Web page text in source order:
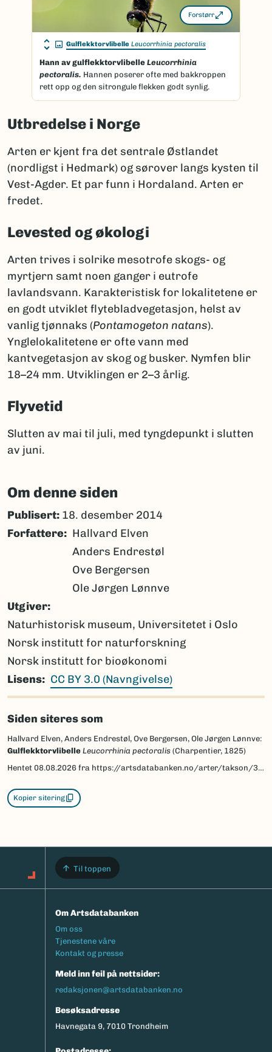
Forstørr
Gulflekktorvlibelle Leucorrhinia pectoralis
Hann av gulflekktorvlibelle Leucorrhinia
pectoralis. Hannen poserer ofte med bakkroppen
rett opp og den sitrongule flekken godt synlig.
Utbredelse i Norge
Arten er kjent fra det sentrale Østlandet
(nordligst i Hedmark) og sørover langs kysten til
Vest-Agder. Et par funn i Hordaland. Arten er
fredet.
Levested og økologi
Arten trives i solrike mesotrofe skogs- og
myrtjern samt noen ganger i eutrofe
lavlandsvann. Karakteristisk for lokalitetene er
en godt utviklet flytebladvegetasjon, helst av
vanlig tjønnaks (Pontamogeton natans).
Ynglelokalitetene er ofte vann med
kantvegetasjon av skog og busker. Nymfen blir
18–24 mm. Utviklingen er 2–3 årlig.
Flyvetid
Slutten av mai til juli, med tyngdepunkt i slutten
av juni.
Om denne siden
Publisert: 18. desember 2014
Forfattere
Hallvard Elven
Anders Endrestøl
Ove Bergersen
Ole Jørgen Lønnve
Utgiver
Naturhistorisk museum, Universitetet i Oslo
Norsk institutt for naturforskning
Norsk institutt for bioøkonomi
Lisens
CC BY 3.0 (Navngivelse)
Siden siteres som
Hallvard Elven, Anders Endrestøl, Ove Bergersen, Ole Jørgen Lønnve:
Gulflekktorvlibelle Leucorrhinia pectoralis (Charpentier, 1825)
Hentet 08.08.2026 fra https://artsdatabanken.no/arter/takson/32621/beskrivelse
Kopier sitering
Til toppen
Om Artsdatabanken
Footermeny
Om oss
Tjenestene våre
Kontakt og presse
Meld inn feil på nettsider:
redaksjonen@artsdatabanken.no
Besøksadresse
Havnegata 9, 7010 Trondheim